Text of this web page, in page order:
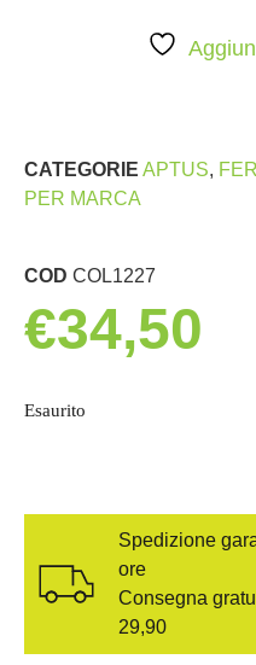
CATEGORIE APTUS,
PER MARCA
COD COL1227
€34,50
Esaurito
Spedizione
ore
Consegna
29,90